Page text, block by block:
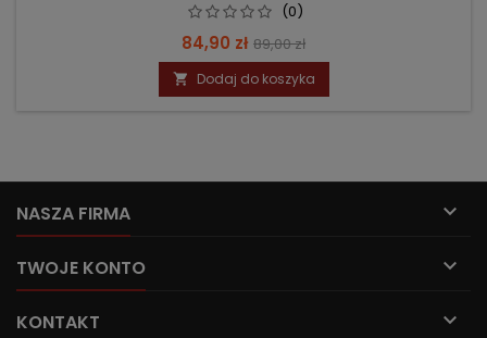
(0)
Cena
84,90 zł Cena
podstawowa
89,00 zł
 Dodaj do koszyka
NASZA FIRMA 
TWOJE KONTO 
KONTAKT 